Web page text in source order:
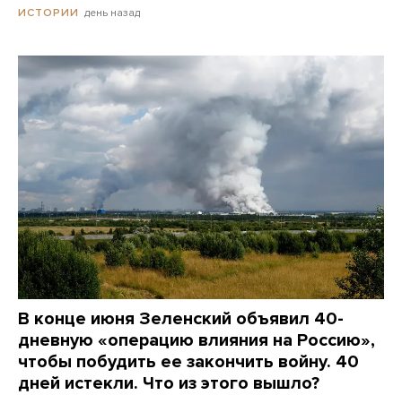
ИСТОРИИ день назад
В конце июня Зеленский объявил 40-
дневную «операцию влияния на Россию»,
чтобы побудить ее закончить войну. 40
дней истекли. Что из этого вышло?